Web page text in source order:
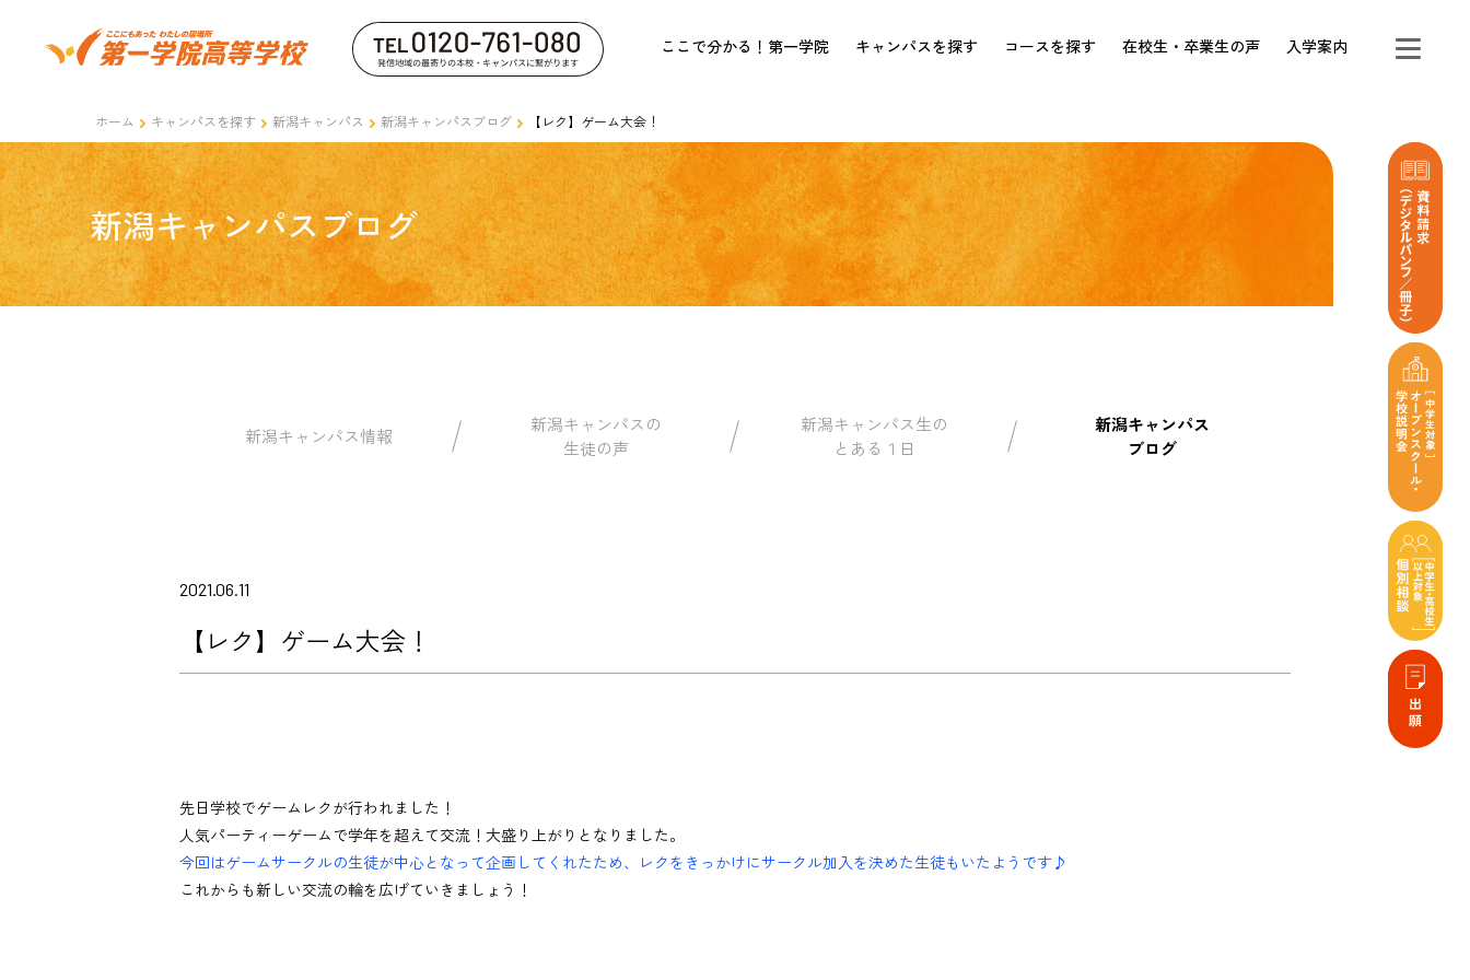
ここで分かる！第一学院 キャンパスを探す コースを探す 在校生・卒業生の声 入学案内
ホーム キャンパスを探す 新潟キャンパス 新潟キャンパスブログ 【レク】ゲーム大会！
新潟キャンパスブログ
新潟キャンパス情報
新潟キャンパスの
生徒の声
新潟キャンパス生の
とある１日
新潟キャンパス
ブログ
2021.06.11
【レク】ゲーム大会！
先日学校でゲームレクが行われました！
人気パーティーゲームで学年を超えて交流！大盛り上がりとなりました。
今回はゲームサークルの生徒が中心となって企画してくれたため、レクをきっかけにサークル加入を決めた生徒もいたようです♪
これからも新しい交流の輪を広げていきましょう！